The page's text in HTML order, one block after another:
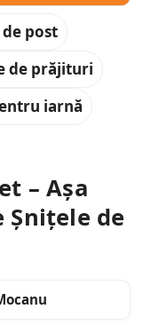
post
de prăjituri
iarnă
– Așa
Șnițele de